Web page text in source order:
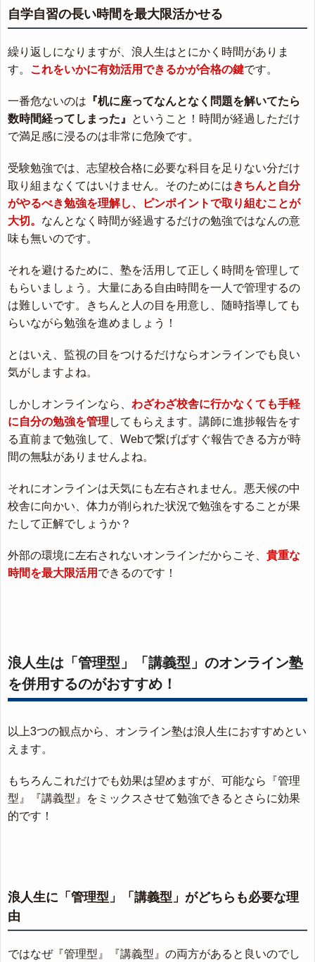
自学自習の長い時間を最大限活かせる
繰り返しになりますが、浪人生はとにかく時間がありま
す。
これをいかに有効活用できるかが合格の鍵です。
一番危ないのは 『机に座ってなんとなく問題を解いてたら
数時間経ってしまった』
ということ！時間が経過しただけ
で満足感に浸るのは非常に危険です。
受験勉強では、志望校合格に必要な科目を足りない分だけ
取り組まなくてはいけません。そのためにはきちんと自分
がやるべき勉強を理解し、ピンポイントで取り組むことが
大切。 なんとなく時間が経過するだけの勉強ではなんの意
味も無いのです。
それを避けるために、塾を活用して正しく時間を管理して
もらいましょう。大量にある自由時間を一人で管理するの
は難しいです。きちんと人の目を用意し、随時指導しても
らいながら勉強を進めましょう！
とはいえ、監視の目をつけるだけならオンラインでも良い
気がしますよね。
しかしオンラインなら、 わざわざ校舎に行かなくても手軽
に自分の勉強を管理 してもらえます。講師に進捗報告をす
る直前まで勉強して、Webで繋げばすぐ報告できる方が時
間の無駄がありませんよね。
それにオンラインは天気にも左右されません。悪天候の中
校舎に向かい、体力が削られた状況で勉強をすることが果
たして正解でしょうか？
外部の環境に左右されないオンラインだからこそ、 貴重な
時間を最大限活用 できるのです！
浪人生は「管理型」「講義型」のオンライン塾
を併用するのがおすすめ！
以上3つの観点から、オンライン塾は浪人生におすすめとい
えます。
もちろんこれだけでも効果は望めますが、可能なら『管理
型』『講義型』をミックスさせて勉強できるとさらに効果
的です！
浪人生に「管理型」「講義型」がどちらも必要な理
由
ではなぜ『管理型』『講義型』の両方があると良いのでし